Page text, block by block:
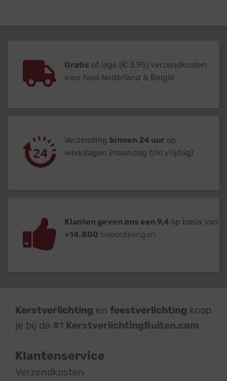
Gratis of lage (€ 3,95) verzendkosten
voor heel Nederland & België
Verzending binnen 24 uur op
werkdagen (maandag t/m vrijdag)
Klanten geven ons een 9,4 op basis van
+14.800 beoordelingen
Kerstverlichting en feestverlichting koop
je bij de #1 KerstverlichtingBuiten.com
Klantenservice
Verzendkosten